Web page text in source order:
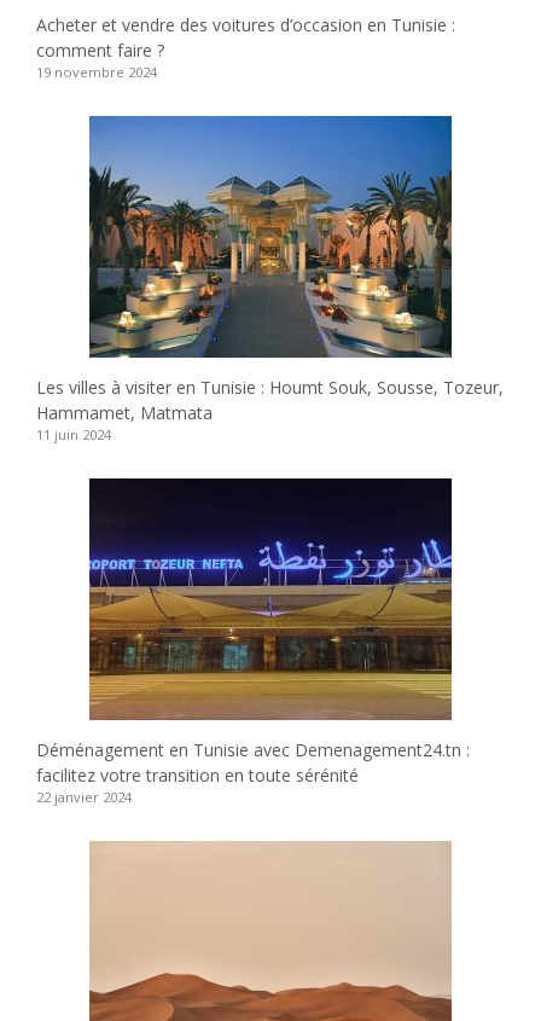
Acheter et vendre des voitures d’occasion en Tunisie :
comment faire ?
19 novembre 2024
Les villes à visiter en Tunisie : Houmt Souk, Sousse, Tozeur,
Hammamet, Matmata
11 juin 2024
Déménagement en Tunisie avec Demenagement24.tn :
facilitez votre transition en toute sérénité
22 janvier 2024